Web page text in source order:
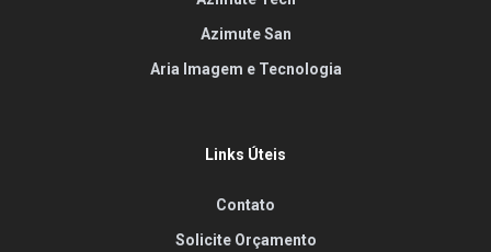
Azimute San
Aria Imagem e Tecnologia
Links Úteis
Contato
Solicite Orçamento